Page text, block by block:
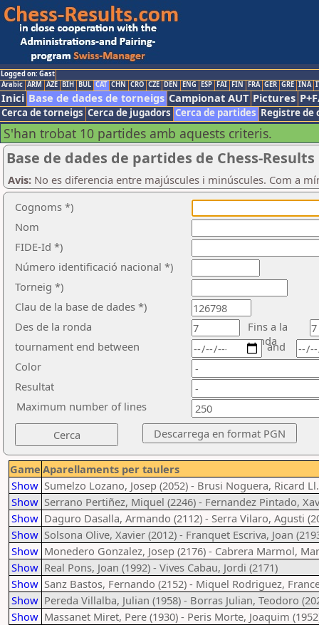
Logged on: Gast
Arabic ARM AZE BIH BUL CAT CHN CRO CZE DEN ENG ESP FAI FIN FRA GER GRE INA
Inici Base de dades de torneigs Campionat AUT Pictures
Cerca de torneigs Cerca de jugadors Cerca de partides Registre de
S'han trobat 10 partides amb aquests criteris.
Base de dades de partides de Chess-Results
Avis: No es diferencia entre majúscules i minúscules. Com a
Cognoms *)
Nom
FIDE-Id *)
Número identificació nacional *)
Torneig *)
Clau de la base de dades *)
Des de la ronda
Fins a la
ronda
tournament end between
Color
Resultat
and
Maximum number of lines
Game Aparellaments per taulers
Show Sumelzo Lozano, Josep (2052) - Brusi Noguera, Ricard
Show Serrano Pertiñez, Miquel (2246) - Fernandez Pintado,
Show Daguro Dasalla, Armando (2112) - Serra Vilaro, Agusti
Show Solsona Olive, Xavier (2012) - Franquet Escriva, Joan
Show Monedero Gonzalez, Josep (2176) - Cabrera Marmol,
Show Real Pons, Joan (1992) - Vives Cabau, Jordi (2171)
Show Sanz Bastos, Fernando (2152) - Miquel Rodriguez,
Show Pereda Villalba, Julian (1958) - Borras Julian, Teodoro
Show Massanet Miret, Pere (1930) - Peris Morte, Joaquim